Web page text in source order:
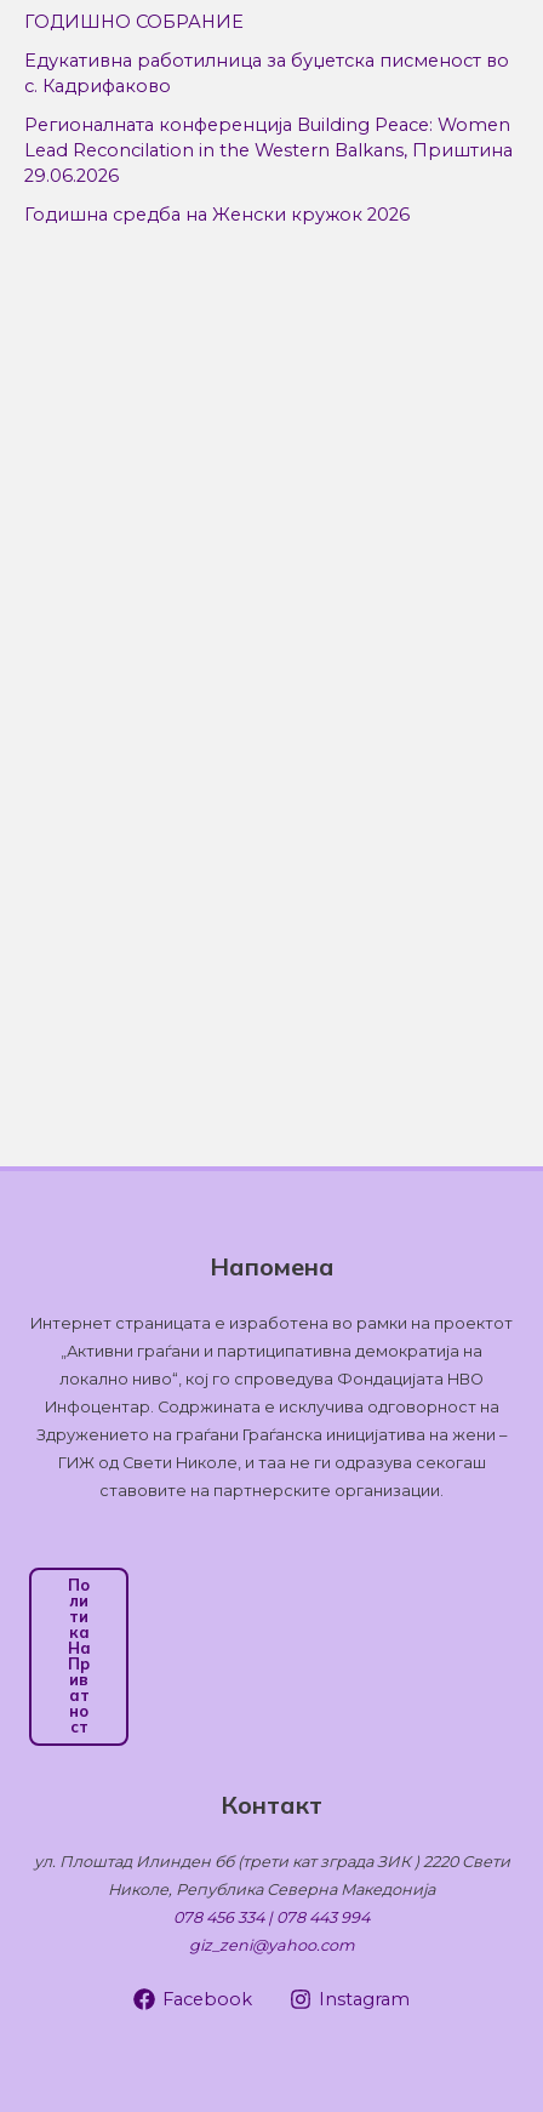
f
r
:
ГОДИШНО СОБРАНИЕ
Едукативна работилница за буџетска писменост во
с. Кадрифаково
Регионалната конференција Building Peace: Women
Lead Reconcilation in the Western Balkans, Приштина
29.06.2026
Годишна средба на Женски кружок 2026
Напомена
Интернет страницата е изработена во рамки на проектот
„Активни граѓани и партиципативна демократија на
локално ниво“, кој го спроведува Фондацијата НВО
Инфоцентар. Содржината е исклучива одговорност на
Здружението на граѓани Граѓанска иницијатива на жени –
ГИЖ од Свети Николе, и таа не ги одразува секогаш
ставовите на партнерските организации.
По
Ли
Ти
Ка
На
Пр
Ив
Ат
Но
Ст
Контакт
ул. Плоштад Илинден бб (трети кат зграда ЗИК ) 2220 Свети
Николе, Република Северна Македонија
078 456 334 | 078 443 994
giz_zeni@yahoo.com
Facebook Instagram